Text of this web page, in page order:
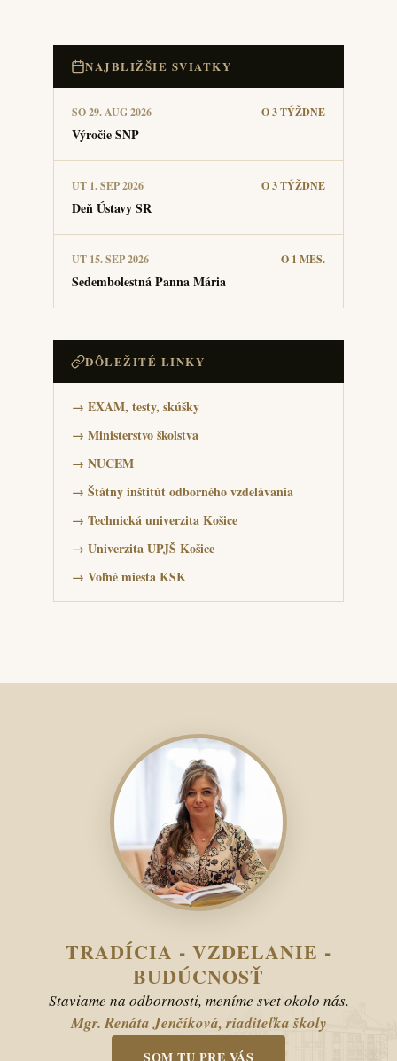
NAJBLIŽŠIE SVIATKY
SO 29. AUG 2026 O 3 TÝŽDNE
Výročie SNP
UT 1. SEP 2026 O 3 TÝŽDNE
Deň Ústavy SR
UT 15. SEP 2026 O 1 MES.
Sedembolestná Panna Mária
DÔLEŽITÉ LINKY
→ EXAM, testy, skúšky
→ Ministerstvo školstva
→ NUCEM
→ Štátny inštitút odborného vzdelávania
→ Technická univerzita Košice
→ Univerzita UPJŠ Košice
→ Voľné miesta KSK
TRADÍCIA - VZDELANIE -
BUDÚCNOSŤ
Staviame na odbornosti, meníme svet okolo nás.
Mgr. Renáta Jenčíková, riaditeľka školy
SOM TU PRE VÁS